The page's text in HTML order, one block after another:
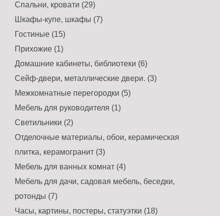
Спальни, кровати (29)
Шкафы-купе, шкафы (7)
Гостиные (15)
Прихожие (1)
Домашние кабинеты, библиотеки (6)
Сейф-двери, металлические двери. (3)
Межкомнатные перегородки (5)
Мебель для руководителя (1)
Светильники (2)
Отделочные материалы, обои, керамическая
плитка, керамогранит (3)
Мебель для ванных комнат (4)
Мебель для дачи, садовая мебель, беседки,
ротонды (7)
Часы, картины, постеры, статуэтки (18)